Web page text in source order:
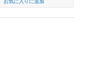
お気に入りに追加